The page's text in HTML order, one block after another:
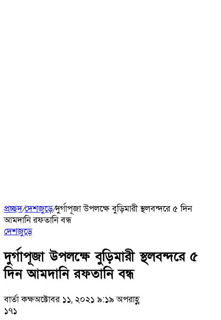
প্রচ্ছদ/দেশজুড়ে/দুর্গাপূজা উপলক্ষে বুড়িমারী স্থলবন্দরে ৫ দিন
আমদানি রফতানি বন্ধ
দেশজুড়ে
দুর্গাপূজা উপলক্ষে বুড়িমারী স্থলবন্দরে ৫
দিন আমদানি রফতানি বন্ধ
বার্তা কক্ষঅক্টোবর ১১, ২০২১ ৯:১৯ অপরাহ্ণ
১৭১